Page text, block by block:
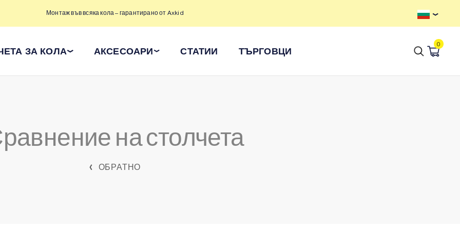
Монтаж във всяка кола – гарантирано от Axkid
ЗА КОЛА АКСЕСОАРИ СТАТИИ ТЪРГОВЦИ
0
на столчета
ОБРАТНО